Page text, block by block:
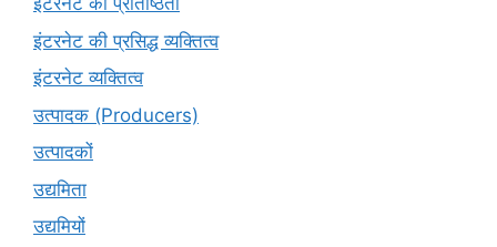
इंटरनेट की प्रसिद्ध व्यक्तित्व
इंटरनेट व्यक्तित्व
उत्पादक (Producers)
उत्पादकों
उद्यमिता
उद्यमियों